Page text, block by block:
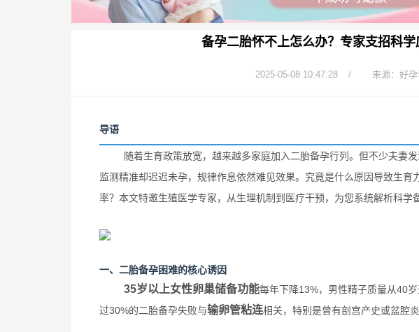
备孕二胎怀不上怎么办？专家支招科学
2025-05-08 10:47:28 / 来源：好孕
导语
随着生育政策放宽，越来越多家庭加入二胎备孕行列。但不少夫妻
监测精准却迟迟未孕，规律作息依然难见效果。究竟是什么原因导致生育
率？本文特邀生殖医学专家，从生理机制到医疗干预，为您系统解析科学
一、二胎备孕困难的核心诱因
35岁以上女性卵巢储备功能每年下降13%，男性精子质量从40
过30%的二胎备孕失败与输卵管粘连相关，特别是曾有剖宫产史或盆腔